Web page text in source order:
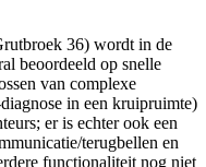
36) wordt in de
beoordeeld op snelle
van complexe
in een kruipruimte)
er is echter ook een
terugbellen en
functionaliteit nog niet